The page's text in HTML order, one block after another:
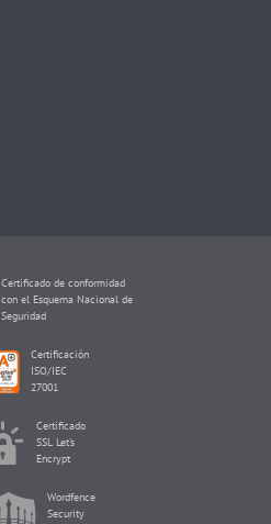
Certificado de conformidad
con el Esquema Nacional de
Seguridad
Certificación
ISO/IEC
27001
Certificado
SSL Let's
Encrypt
Wordfence
Security